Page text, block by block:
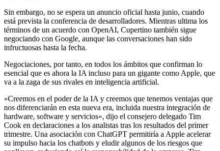
Sin embargo, no se espera un anuncio oficial hasta junio, cuando
está prevista la conferencia de desarrolladores. Mientras ultima los
términos de un acuerdo con OpenAI, Cupertino también sigue
negociando con Google, aunque las conversaciones han sido
infructuosas hasta la fecha.
Negociaciones, por tanto, en todos los ámbitos que confirman lo
esencial que es ahora la IA incluso para un gigante como Apple, que
va a la zaga de sus rivales en inteligencia artificial.
«Creemos en el poder de la IA y creemos que tenemos ventajas que
nos diferenciarán en esta nueva era, incluida nuestra integración de
hardware, software y servicios», dijo el consejero delegado Tim
Cook en declaraciones a los analistas tras los resultados del primer
trimestre. Una asociación con ChatGPT permitiría a Apple acelerar
su impulso hacia los chatbots y eludir algunos de los riesgos que